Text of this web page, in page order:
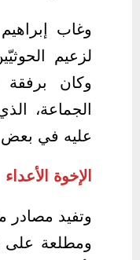
وغاب
لزعيم
وكان
الجماعة،
عليه في بعض
الإخوة الأعداء
وتفيد مصادر
ومطلعة على